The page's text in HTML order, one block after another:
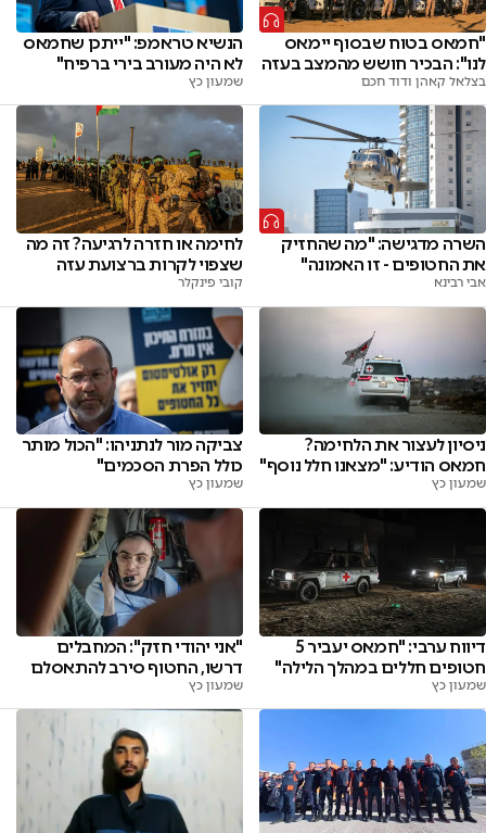
"חמאס בטוח שבסוף יימאס
לנו": הבכיר חושש מהמצב בעזה
בצלאל קאהן ודוד חכם
הנשיא טראמפ: "ייתכן שחמאס
לא היה מעורב בירי ברפיח"
שמעון כץ
השרה מדגישה: "מה שהחזיק
את החטופים - זו האמונה"
אבי רבינא
לחימה או חזרה לרגיעה? זה מה
שצפוי לקרות ברצועת עזה
קובי פינקלר
ניסיון לעצור את הלחימה?
חמאס הודיע: "מצאנו חלל נוסף"
שמעון כץ
צביקה מור לנתניהו: "הכול מותר
כולל הפרת הסכמים"
שמעון כץ
דיווח ערבי: "חמאס יעביר 5
חטופים חללים במהלך הלילה"
שמעון כץ
"אני יהודי חזק": המחבלים
דרשו, החטוף סירב להתאסלם
שמעון כץ